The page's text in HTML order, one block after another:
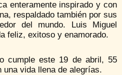
enteramente inspirado y con
respaldado también por sus
del mundo. Luis Miguel
feliz, exitoso y enamorado.
cumple este 19 de abril, 55
vida llena de alegrías.